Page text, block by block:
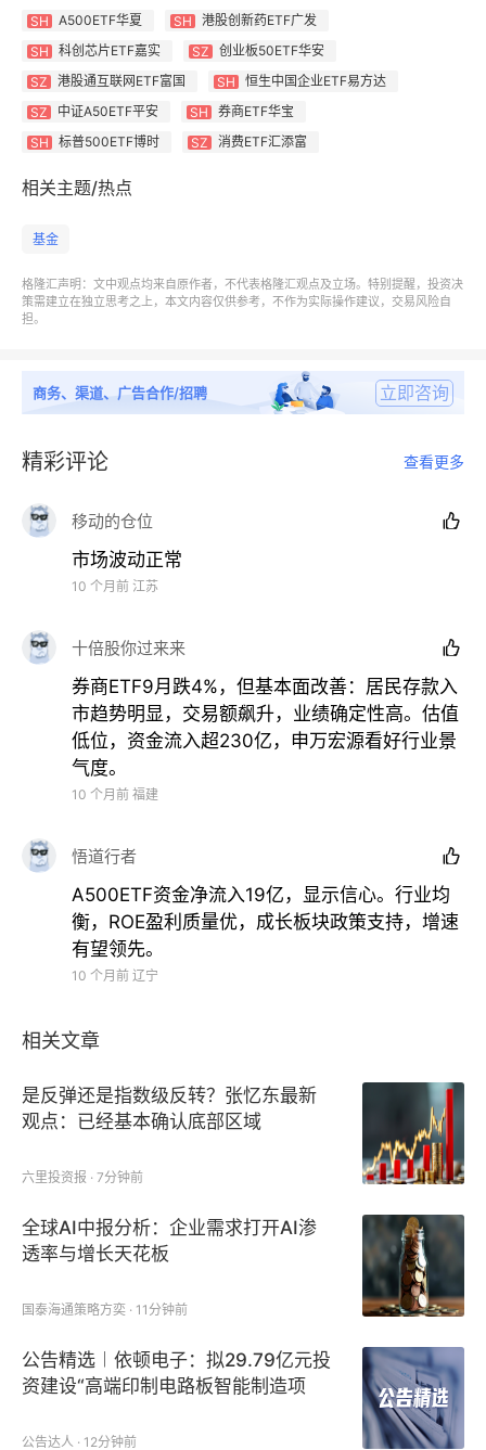
格隆汇2025年“全球视野，下注中国”十大核心ETF最
新表现出炉，9月累计上涨5.64%，前三季度累计涨幅
17.94%）21个百分点。
其中科创芯片ETF在9月继续领涨，期内涨幅高达
16%，前三季度累计上涨75.2%。创业板50ETF紧随
其后，9月累计上涨14.53%，前三季度累计数上涨
前三季度累计涨幅为24.11%。券商ETF9月表现不佳，
ETF，累计上涨111.17%。
SH A500ETF华夏 SH
港股创新药ETF广发
SH
科创芯片ETF嘉实 SZ
创业板50ETF华安
SZ
港股通互联网ETF富国 SH
恒生中国企业ETF易方达
SZ
中证A50ETF平安 SH
券商ETF华宝
SH
标普500ETF博时 SZ 消费ETF汇添富
相关主题/热点
基金
格隆汇声明：文中观点均来自原作者，不代表格隆汇观点及立场。特别提醒，投资决
策需建立在独立思考之上，本文内容仅供参考，不作为实际操作建议，交易风险自
担。
商务、渠道、广告合作/招聘 立即咨询
精彩评论 查看更多
移动的仓位 
市场波动正常
10 个月前 江苏
十倍股你过来来 
券商ETF9月跌4%，但基本面改善：居民存款入
市趋势明显，交易额飙升，业绩确定性高。估值
低位，资金流入超230亿，申万宏源看好行业景
气度。
10 个月前 福建
悟道行者 
A500ETF资金净流入19亿，显示信心。行业均
衡，ROE盈利质量优，成长板块政策支持，增速
有望领先。
10 个月前 辽宁
相关文章
是反弹还是指数级反转？张忆东最新
观点：已经基本确认底部区域
六里投资报 · 7分钟前
全球AI中报分析：企业需求打开AI渗
透率与增长天花板
国泰海通策略方奕 · 11分钟前
公告精选︱依顿电子：拟29.79亿元投
资建设“高端印制电路板智能制造项
入占公司收入的比重仅约5%-6%
公告达人 · 12分钟前